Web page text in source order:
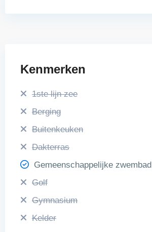
Kenmerken
1ste lijn zee
Berging
Buitenkeuken
Dakterras
Gemeenschappelijke zwembad
Golf
Gymnasium
Kelder